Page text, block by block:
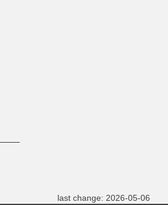
last change: 2026-05-06